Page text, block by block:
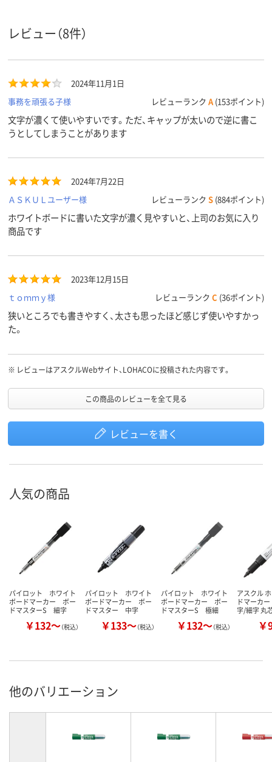
ペン先形
状
丸芯
インク種
アルコール系油性顔
アルコール系油性顔
アルコール系
填方法
アスクル
商品環境
スコア
レビュー（8件）
2024年11月1日
事務を頑張る子様
レビューランク A (153ポイント)
文字が濃くて使いやすいです。ただ、キャップが太いので逆に書こ
うとしてしまうことがあります
2024年7月22日
ＡＳＫＵＬユーザー様
レビューランク S (884ポイント)
ホワイトボードに書いた文字が濃く見やすいと、上司のお気に入り
商品です
2023年12月15日
ｔｏｍｍｙ様
レビューランク C (36ポイント)
狭いところでも書きやすく、太さも思ったほど感じず使いやすかっ
た。
※ レビューはアスクルWebサイト、LOHACOに投稿された内容です。
この商品のレビューを全て見る
レビューを書く
人気の商品
パイロット ホワイト
ボードマーカー ボー
ドマスターS 細字
￥132～（税込）
パイロット ホワイト
ボードマーカー ボー
ドマスター 中字
￥133～（税込）
パイロット ホワイト
ボードマーカー ボー
ドマスターS 極細
￥132～（税込）
アスクル
ドマーカ
字/細字 丸
￥
他のバリエーション